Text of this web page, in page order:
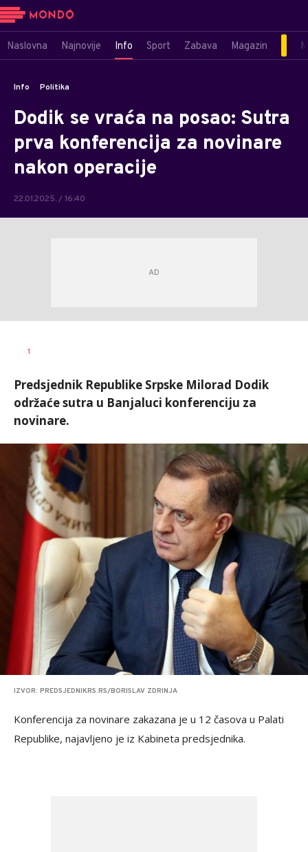
Naslovna Najnovije Info Sport Zabava Magazin
Info Politika
Dodik se vraća na posao: Sutra
prva konferencija za novinare
nakon operacije
22.01.2025. / 16:40
AUTOR
1
Predsjednik Republike Srpske Milorad Dodik
održaće sutra u Banjaluci konferenciju za
novinare.
IZVOR: PREDSJEDNIKRS.RS/BORISLAV ZDRINJA
Konferencija za novinare zakazana je u 12 časova u Palati
Republike, najavljeno je iz Kabineta predsjednika.